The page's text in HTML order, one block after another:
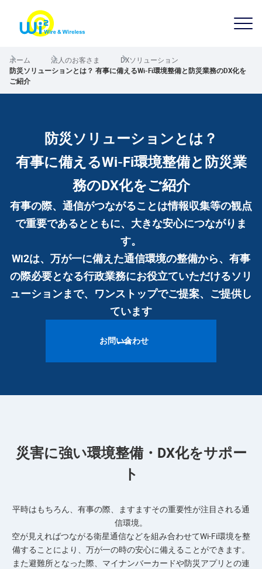
ホーム 法人のお客さま
DXソリューション
防災ソリューションとは？ 有事に備えるWi-Fi環境整備と防災業務のDX化を
ご紹介
防災ソリューションとは？
有事に備えるWi-Fi環境整備と防災業
務のDX化をご紹介
有事の際、通信がつながることは情報収集等の観点
で重要であるとともに、大きな安心につながりま
す。
Wi2は、万が一に備えた通信環境の整備から、有事
の際必要となる行政業務にお役立ていただけるソリ
ューションまで、ワンストップでご提案、ご提供し
ています
お問い合わせ
災害に強い環境整備・DX化をサポー
ト
平時はもちろん、有事の際、ますますその重要性が注目される通
信環境。
空が見えればつながる衛星通信などを組み合わせてWi-Fi環境を整
備することにより、万が一の時の安心に備えることができます。
また避難所となった際、マイナンバーカードや防災アプリとの連